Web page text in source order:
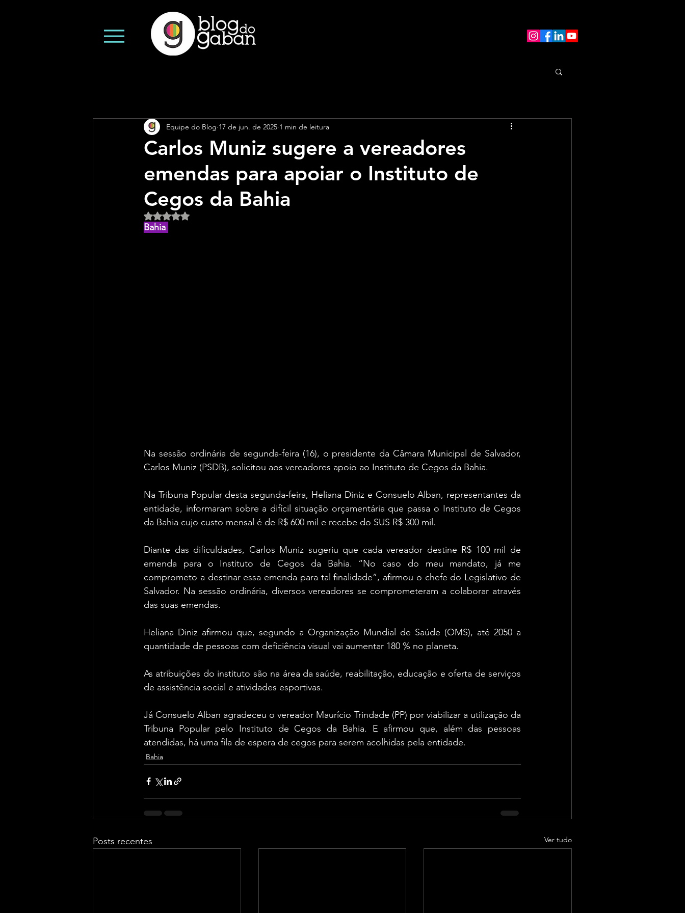
Carlos Muniz sugere a vereadores
emendas para apoiar o Instituto de
Cegos da Bahia
Equipe do Blog 17 de jun. de 2025 1 min de leitura
Avaliado com NaN de 5 estrelas.
Bahia
Na sessão ordinária de segunda-feira (16), o presidente da Câmara Municipal de Salvador,
Carlos Muniz (PSDB), solicitou aos vereadores apoio ao Instituto de Cegos da Bahia.
Na Tribuna Popular desta segunda-feira, Heliana Diniz e Consuelo Alban, representantes da
entidade, informaram sobre a difícil situação orçamentária que passa o Instituto de Cegos
da Bahia cujo custo mensal é de R$ 600 mil e recebe do SUS R$ 300 mil.
Diante das dificuldades, Carlos Muniz sugeriu que cada vereador destine R$ 100 mil de
emenda para o Instituto de Cegos da Bahia. “No caso do meu mandato, já me
comprometo a destinar essa emenda para tal finalidade”, afirmou o chefe do Legislativo de
Salvador. Na sessão ordinária, diversos vereadores se comprometeram a colaborar através
das suas emendas.
Heliana Diniz afirmou que, segundo a Organização Mundial de Saúde (OMS), até 2050 a
quantidade de pessoas com deficiência visual vai aumentar 180 % no planeta.
As atribuições do instituto são na área da saúde, reabilitação, educação e oferta de serviços
de assistência social e atividades esportivas.
Já Consuelo Alban agradeceu o vereador Maurício Trindade (PP) por viabilizar a utilização da
Tribuna Popular pelo Instituto de Cegos da Bahia. E afirmou que, além das pessoas
atendidas, há uma fila de espera de cegos para serem acolhidas pela entidade.
Bahia
Posts recentes Ver tudo